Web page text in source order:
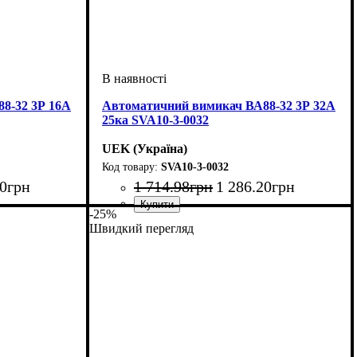
32 3Р 16А
грн
Автоматичний вимикач ВА88-32 3Р 32А
25ка SVA10-3-0032
UEK (Україна)
SVA10-3-0032
1 714.98грн 1 286.20грн
Обладнання
Номінальний струм, А
Кількість полюсів
Вимикаюча здатність, kA
Розчіплювач
(ТМ)
Серія
-25%
Швидкий перегляд